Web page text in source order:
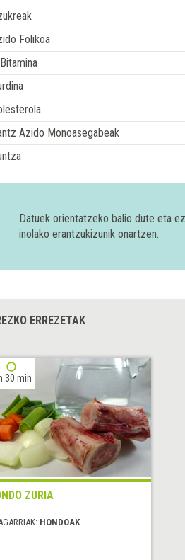
Folikoa
Azido Monoasegabeak
Datuek orientatzeko balio dute eta
inolako erantzukizunik onartzen.
ERREZETAK
30 min
ZURIA
HONDOAK